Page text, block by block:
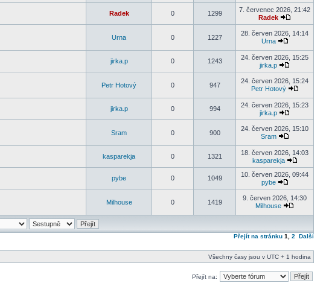
Radek 0 1299
7. červenec 2026, 21:42
Radek
Urna 0 1227
28. červen 2026, 14:14
Urna
jirka.p 0 1243
24. červen 2026, 15:25
jirka.p
Petr Hotový 0 947
24. červen 2026, 15:24
Petr Hotový
jirka.p 0 994
24. červen 2026, 15:23
jirka.p
Sram 0 900
24. červen 2026, 15:10
Sram
kasparekja 0 1321
18. červen 2026, 14:03
kasparekja
pybe 0 1049
10. červen 2026, 09:44
pybe
Milhouse 0 1419
9. červen 2026, 14:30
Milhouse
Přejít na stránku 1 2 Další
Všechny časy jsou v UTC + 1 hodina
Přejít na: